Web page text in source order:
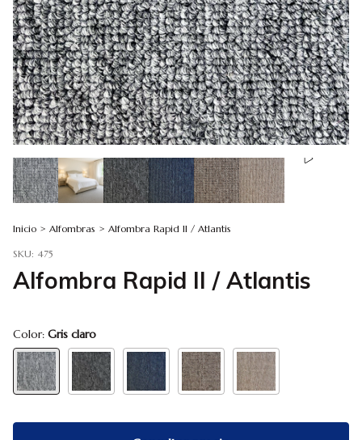
Inicio > Alfombras > Alfombra Rapid II / Atlantis
SKU: 475
Alfombra Rapid II / Atlantis
Color: Gris claro